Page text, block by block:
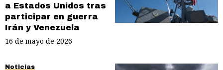
a Estados Unidos tras
participar en guerra
Irán y Venezuela
16 de mayo de 2026
Noticias